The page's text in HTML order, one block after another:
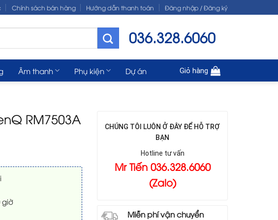
Chính sách bán hàng Hướng dẫn thanh toán Đăng nhập / Đăng ký
036.328.6060
Âm thanh Phụ kiện Dự án Giỏ hàng
RM7503A
giờ
CHÚNG TÔI LUÔN Ở ĐÂY ĐỂ HỖ TRỢ
BẠN
Hotline tư vấn
Mr Tiến 036.328.6060
(Zalo)
Miễn phí vận chuyển